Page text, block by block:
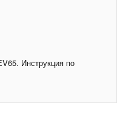
Инструкция по